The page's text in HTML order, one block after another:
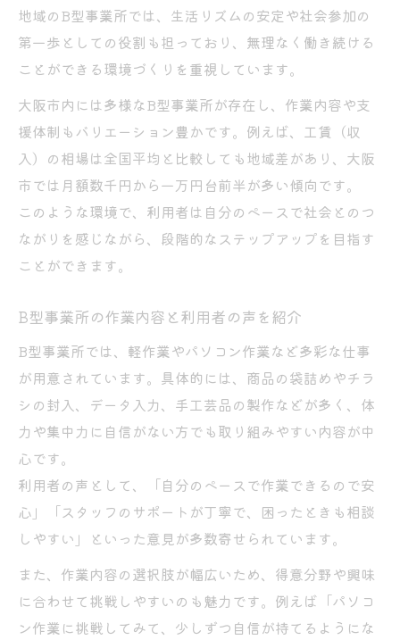
地域のB型事業所では、生活リズムの安定や社会参加の
第一歩としての役割も担っており、無理なく働き続ける
ことができる環境づくりを重視しています。
大阪市内には多様なB型事業所が存在し、作業内容や支
援体制もバリエーション豊かです。例えば、工賃（収
入）の相場は全国平均と比較しても地域差があり、大阪
市では月額数千円から一万円台前半が多い傾向です。
このような環境で、利用者は自分のペースで社会とのつ
ながりを感じながら、段階的なステップアップを目指す
ことができます。
B型事業所の作業内容と利用者の声を紹介
B型事業所では、軽作業やパソコン作業など多彩な仕事
が用意されています。具体的には、商品の袋詰めやチラ
シの封入、データ入力、手工芸品の製作などが多く、体
力や集中力に自信がない方でも取り組みやすい内容が中
心です。
利用者の声として、「自分のペースで作業できるので安
心」「スタッフのサポートが丁寧で、困ったときも相談
しやすい」といった意見が多数寄せられています。
また、作業内容の選択肢が幅広いため、得意分野や興味
に合わせて挑戦しやすいのも魅力です。例えば「パソコ
ン作業に挑戦してみて、少しずつ自信が持てるようにな